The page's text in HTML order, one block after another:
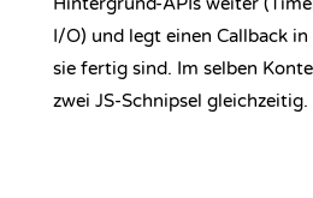
I/O) und legt einen Callback in
sie fertig sind. Im selben
zwei JS-Schnipsel gleichzeitig.